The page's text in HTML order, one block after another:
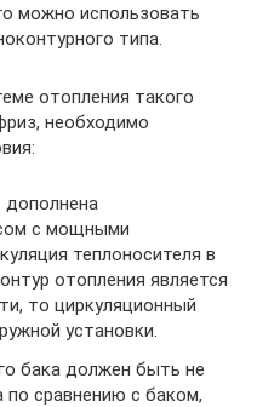
можно использовать
типа.
отопления такого
необходимо
с мощными
теплоносителя в
отопления является
то циркуляционный
установки.
бака должен быть не
по сравнению с баком,